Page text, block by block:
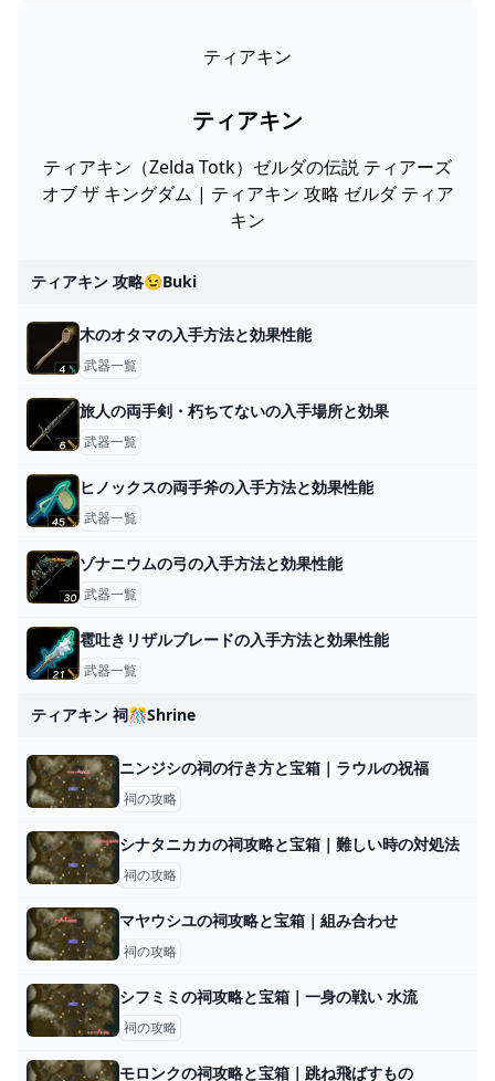
ティアキン
ティアキン
ティアキン（Zelda Totk）ゼルダの伝説 ティアーズ
オブ ザ キングダム | ティアキン 攻略 ゼルダ ティア
キン
ティアキン 攻略😉buki
木のオタマの入手方法と効果性能
武器一覧
旅人の両手剣・朽ちてないの入手場所と効果
武器一覧
ヒノックスの両手斧の入手方法と効果性能
武器一覧
ゾナニウムの弓の入手方法と効果性能
武器一覧
雹吐きリザルブレードの入手方法と効果性能
武器一覧
ティアキン 祠🎊shrine
ニンジシの祠の行き方と宝箱｜ラウルの祝福
祠の攻略
シナタニカカの祠攻略と宝箱｜難しい時の対処法
祠の攻略
マヤウシユの祠攻略と宝箱｜組み合わせ
祠の攻略
シフミミの祠攻略と宝箱｜一身の戦い 水流
祠の攻略
モロンクの祠攻略と宝箱｜跳ね飛ばすもの